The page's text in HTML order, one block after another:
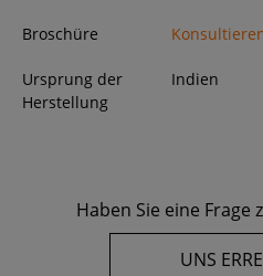
Broschüre
Ursprung der
Herstellung
Indien
Haben Sie eine Frage
UNS